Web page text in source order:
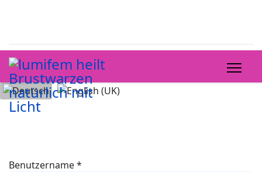
Sprache auswählen
Benutzername*